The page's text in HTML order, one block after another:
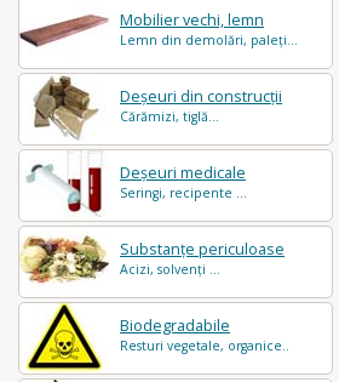
Mobilier vechi, lemn
Lemn din demolări, paleți...
Deșeuri din construcții
Cărămizi, tiglă...
Deșeuri medicale
Seringi, recipente ...
Substanțe periculoase
Acizi, solvenți ...
Biodegradabile
Resturi vegetale, organice..